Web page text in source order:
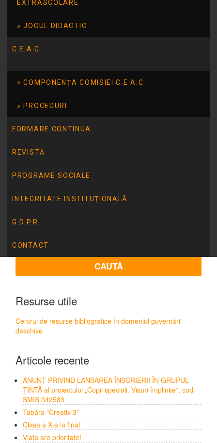
EXTRASCOLARE
JOCUL DIDACTIC
C.E.A.C.
COMPONENȚA COMISIEI C.E.A.C.
PROCEDURI
FORMARE CONTINUA
REVISTĂ
PROGRAME SOCIALE
INTEGRITATE INSTITUȚIONALĂ
G.D.P.R.
CONTACT
TULCEA
STR.GRĂDINARILOR NR. 48
E-mail:
ARTICOLUL ANTERIOR
ediţia a VI-a, 2014
Resurse utile
Centrul de resurse bibliografice în domeniul guvernării
deschise
Articole recente
ANUNȚ PRIVIND LANSAREA ÎNSCRIERII ÎN GRUPUL
ȚINTĂ al proiectului „Copii speciali. Visuri împlinite”, cod
SMIS 342583
Tabăra ”Creativ 3”
Clasa a X-a la final
Viața are prioritate!